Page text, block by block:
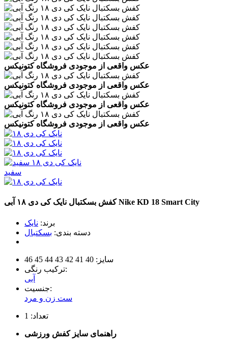
عکس واقعی از موجودی فروشگاه کتونیکس
عکس واقعی از موجودی فروشگاه کتونیکس
عکس واقعی از موجودی فروشگاه کتونیکس
عکس واقعی از موجودی فروشگاه کتونیکس
سفید
کفش بسکتبال نایک کی دی ۱۸ آبی Nike KD 18 Smart City
برند: نایک
دسته بندی: بسکتبال
سایز: 40
41
42
43
44
45
46
ترکیب رنگی:
آبی
جنسیت:
ست زن و مرد
تعداد: 1
راهنمای سایز کفش ورزشی